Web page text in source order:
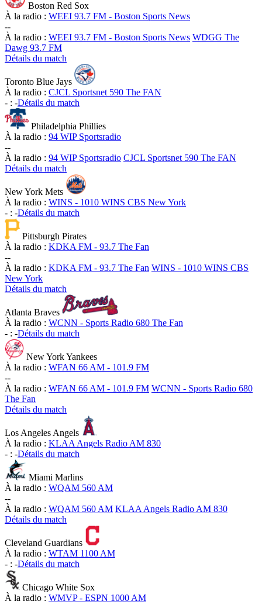
Boston Red Sox
À la radio : WEEI 93.7 FM - Boston Sports News
--
À la radio : WEEI 93.7 FM - Boston Sports News WDGG The
Dawg 93.7 FM
Détails du match
Toronto Blue Jays
À la radio : CJCL Sportsnet 590 The FAN
- : -Détails du match
Philadelphia Phillies
À la radio : 94 WIP Sportsradio
--
À la radio : 94 WIP Sportsradio CJCL Sportsnet 590 The FAN
Détails du match
New York Mets
À la radio : WINS - 1010 WINS CBS New York
- : -Détails du match
Pittsburgh Pirates
À la radio : KDKA FM - 93.7 The Fan
--
À la radio : KDKA FM - 93.7 The Fan WINS - 1010 WINS CBS
New York
Détails du match
Atlanta Braves
À la radio : WCNN - Sports Radio 680 The Fan
- : -Détails du match
New York Yankees
À la radio : WFAN 66 AM - 101.9 FM
--
À la radio : WFAN 66 AM - 101.9 FM WCNN - Sports Radio 680
The Fan
Détails du match
Los Angeles Angels
À la radio : KLAA Angels Radio AM 830
- : -Détails du match
Miami Marlins
À la radio : WQAM 560 AM
--
À la radio : WQAM 560 AM KLAA Angels Radio AM 830
Détails du match
Cleveland Guardians
À la radio : WTAM 1100 AM
- : -Détails du match
Chicago White Sox
À la radio : WMVP - ESPN 1000 AM